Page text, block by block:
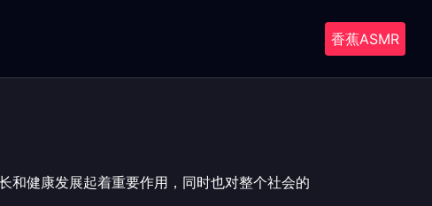
香蕉ASMR
和健康发展起着重要作用，同时也对整个社会的